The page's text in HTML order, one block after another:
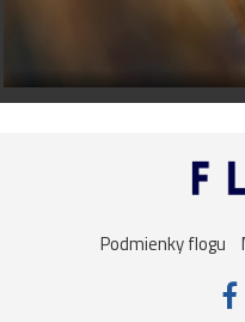
Podmienky flogu